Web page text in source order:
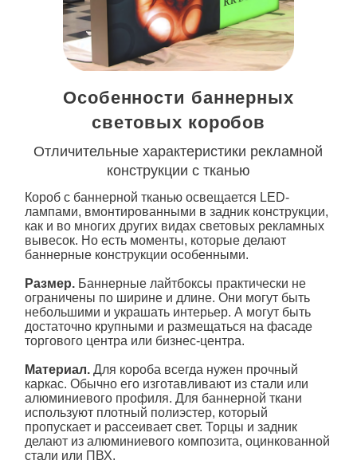
Особенности баннерных
световых коробов
Отличительные характеристики рекламной
конструкции с тканью
Короб с баннерной тканью освещается LED-
лампами, вмонтированными в задник конструкции,
как и во многих других видах световых рекламных
вывесок. Но есть моменты, которые делают
баннерные конструкции особенными.
Размер. Баннерные лайтбоксы практически не
ограничены по ширине и длине. Они могут быть
небольшими и украшать интерьер. А могут быть
достаточно крупными и размещаться на фасаде
торгового центра или бизнес-центра.
Материал. Для короба всегда нужен прочный
каркас. Обычно его изготавливают из стали или
алюминиевого профиля. Для баннерной ткани
используют плотный полиэстер, который
пропускает и рассеивает свет. Торцы и задник
делают из алюминиевого композита, оцинкованной
стали или ПВХ.